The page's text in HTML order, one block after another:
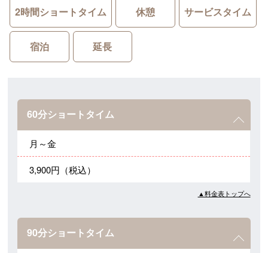
2時間ショートタイム 休憩 サービスタイム
宿泊 延長
60分ショートタイム
月～金
3,900円（税込）
▲料金表トップへ
90分ショートタイム